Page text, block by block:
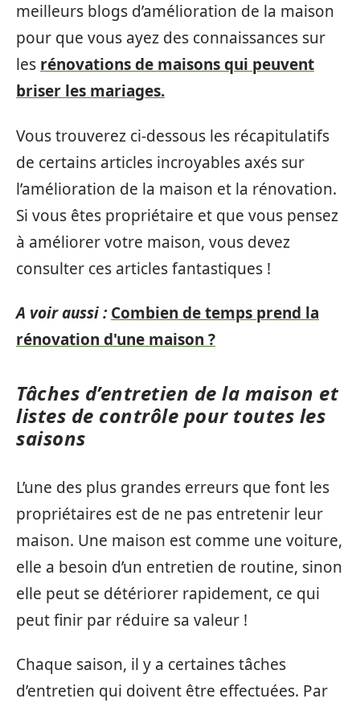
meilleurs blogs d’amélioration de la maison
pour que vous ayez des connaissances sur
les rénovations de maisons qui peuvent
briser les mariages.
Vous trouverez ci-dessous les récapitulatifs
de certains articles incroyables axés sur
l’amélioration de la maison et la rénovation.
Si vous êtes propriétaire et que vous pensez
à améliorer votre maison, vous devez
consulter ces articles fantastiques !
A voir aussi : Combien de temps prend la
rénovation d'une maison ?
Tâches d’entretien de la maison et
listes de contrôle pour toutes les
saisons
L’une des plus grandes erreurs que font les
propriétaires est de ne pas entretenir leur
maison. Une maison est comme une voiture,
elle a besoin d’un entretien de routine, sinon
elle peut se détériorer rapidement, ce qui
peut finir par réduire sa valeur !
Chaque saison, il y a certaines tâches
d’entretien qui doivent être effectuées. Par